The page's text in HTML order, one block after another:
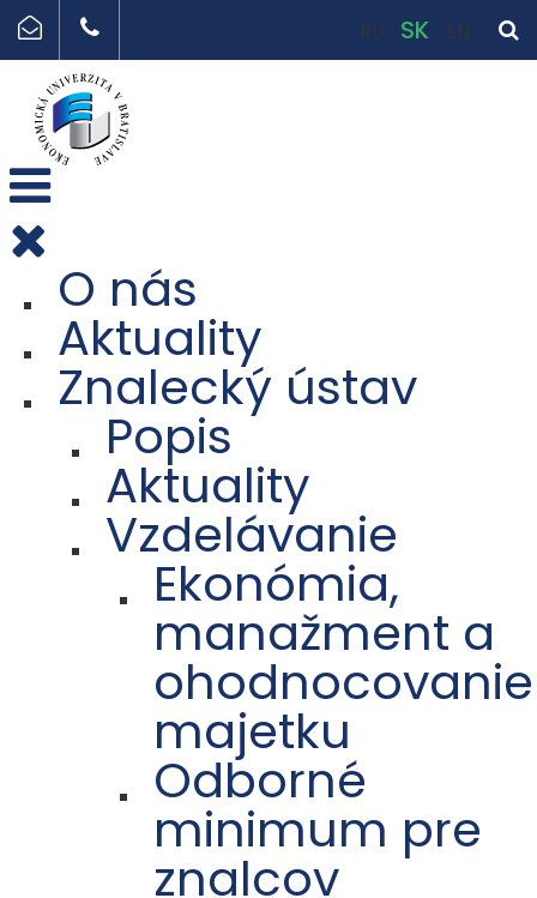
RU SK EN
O nás
Aktuality
Znalecký ústav
Popis
Aktuality
Vzdelávanie
Ekonómia,
manažment a
ohodnocovanie
majetku
Odborné
minimum pre
znalcov